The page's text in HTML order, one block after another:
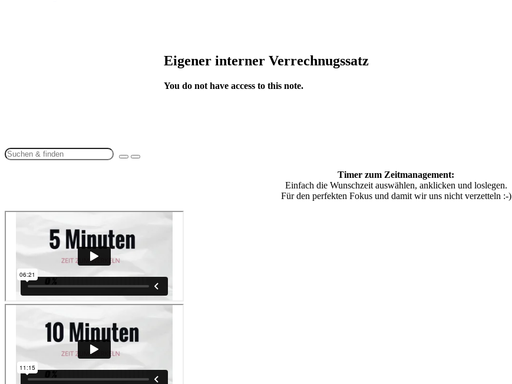
Eigener interner Verrechnugssatz
You do not have access to this note.
Timer zum Zeitmanagement:
Einfach die Wunschzeit auswählen, anklicken und loslegen.
Für den perfekten Fokus und damit wir uns nicht verzetteln :-)